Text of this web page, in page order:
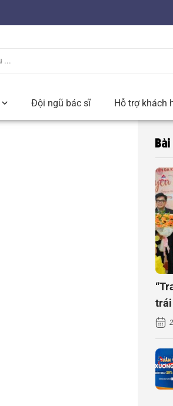
Đội ngũ bác sĩ Hỗ trợ khách
trái